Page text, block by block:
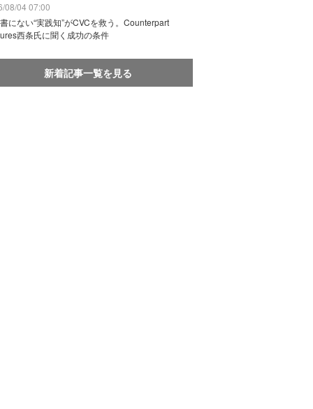
08/04 07:00
にない“実践知”がCVCを救う。Counterpart
西条氏に聞く成功の条件
新着記事一覧を見る